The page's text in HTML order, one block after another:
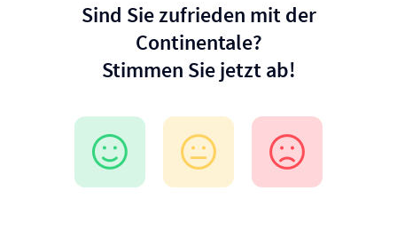
Sind Sie zufrieden mit der
Continentale?
Stimmen Sie jetzt ab!